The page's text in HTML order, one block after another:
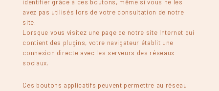
identifier grâce à ces boutons, même si vous ne les
avez pas utilisés lors de votre consultation de notre
site.
Lorsque vous visitez une page de notre site Internet qui
contient des plugins, votre navigateur établit une
connexion directe avec les serveurs des réseaux
sociaux.
Ces boutons applicatifs peuvent permettre au réseau